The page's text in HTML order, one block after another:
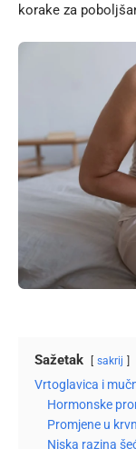
korake za
Sažetak sakrij
Vrtoglavica i
Hormonske
Promjene u
Niska razina